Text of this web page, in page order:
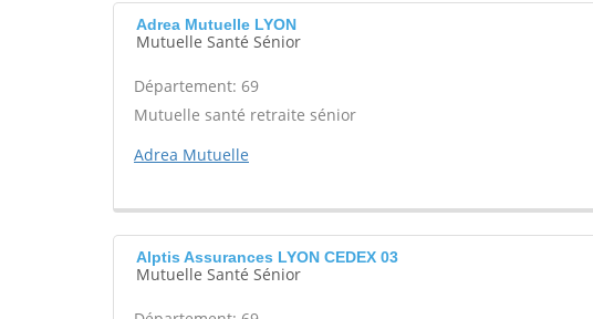
Adrea Mutuelle LYON
Mutuelle Santé Sénior
Département: 69
Mutuelle santé retraite sénior
Adrea Mutuelle
Alptis Assurances LYON CEDEX 03
Mutuelle Santé Sénior